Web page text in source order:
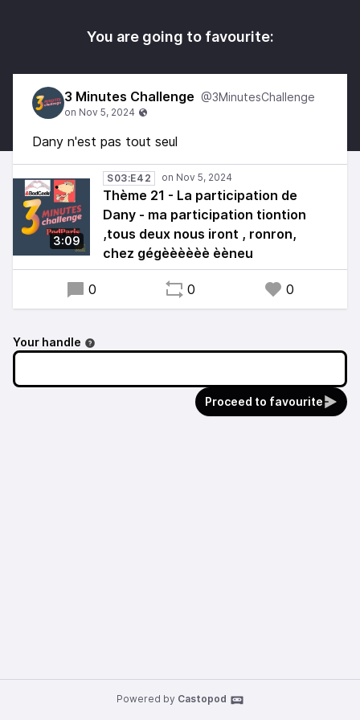
You are going to favourite:
3 Minutes Challenge @3MinutesChallenge
Dany n'est pas tout seul
3:09
S03:E42
Thème 21 - La participation de
Dany - ma participation tiontion
,tous deux nous iront , ronron,
chez gégèèèèèè èèneu
0 0 0
Your handle
Proceed to favourite
Powered by Castopod